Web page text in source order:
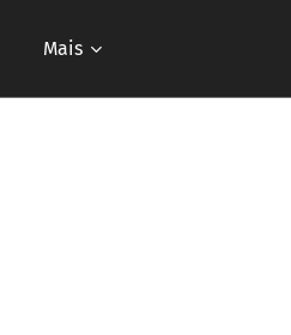
Mais